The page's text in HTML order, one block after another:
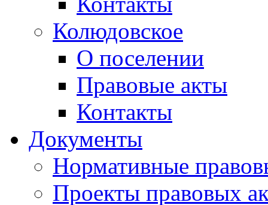
Колюдовское
О поселении
Правовые акты
Контакты
Документы
Нормативные
Проекты правовых